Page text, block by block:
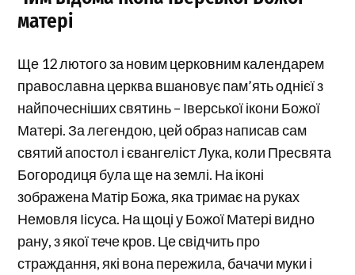
матері
Ще 12 лютого за новим церковним календарем
православна церква вшановує пам’ять однієї з
найпочесніших святинь – Іверської ікони Божої
Матері. За легендою, цей образ написав сам
святий апостол і євангеліст Лука, коли Пресвята
Богородиця була ще на землі. На іконі
зображена Матір Божа, яка тримає на руках
Немовля Іісуса. На щоці у Божої Матері видно
рану, з якої тече кров. Це свідчить про
страждання, які вона пережила, бачачи муки і